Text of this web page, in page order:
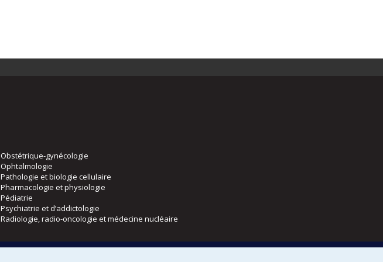
Obstétrique-gynécologie
Ophtalmologie
Pathologie et biologie cellulaire
Pharmacologie et physiologie
Pédiatrie
Psychiatrie et d’addictologie
Radiologie, radio-oncologie et médecine nucléaire